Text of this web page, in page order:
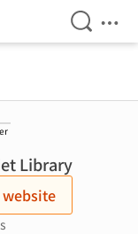
Open
Library